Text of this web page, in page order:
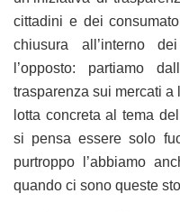
cittadini e dei
chiusura all’interno
l’opposto: partiamo
trasparenza sui mercati
lotta concreta al tema
si pensa essere solo
purtroppo l’abbiamo
quando ci sono queste